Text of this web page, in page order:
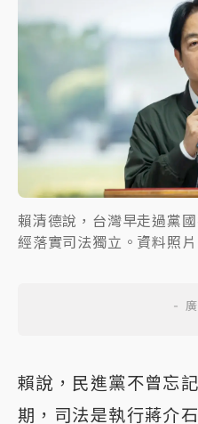
賴清德說，台灣早走過黨
經落實司法獨立。資料照片
賴說，民進黨不曾忘
期，司法是執行蔣介